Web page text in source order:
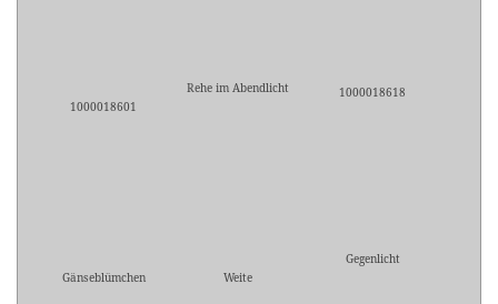
1000018601
Rehe im Abendlicht 1000018618
Gänseblümchen Weite
Gegenlicht